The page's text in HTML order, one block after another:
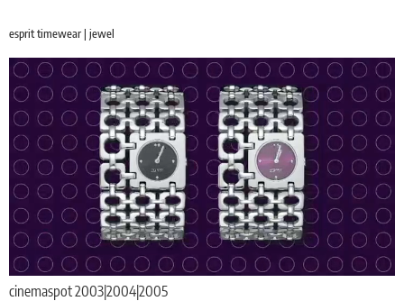
esprit timewear | jewel
cinemaspot 2003|2004|2005